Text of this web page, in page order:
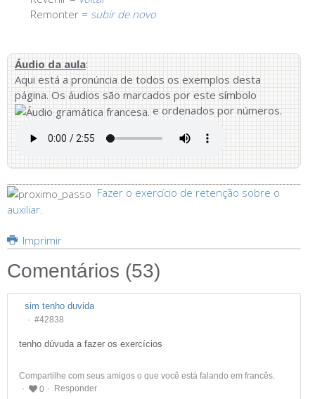
Remonter = subir de novo
Áudio da aula:
Aqui está a pronúncia de todos os exemplos desta
página. Os áudios são marcados por este símbolo
e ordenados por números.
Fazer o exercício de retenção sobre o
auxiliar.
Imprimir
Comentários (53)
sim tenho duvida
#42838
tenho dúvuda a fazer os exercícios
Compartilhe com seus amigos o que você está falando em francês.
0
Responder